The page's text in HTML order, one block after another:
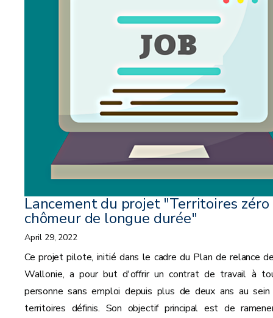
Lancement du projet "Territoires zéro
chômeur de longue durée"
April 29, 2022
Ce projet pilote, initié dans le cadre du Plan de relance
Wallonie, a pour but d'offrir un contrat de travail à
personne sans emploi depuis plus de deux ans au
territoires définis. Son objectif principal est de